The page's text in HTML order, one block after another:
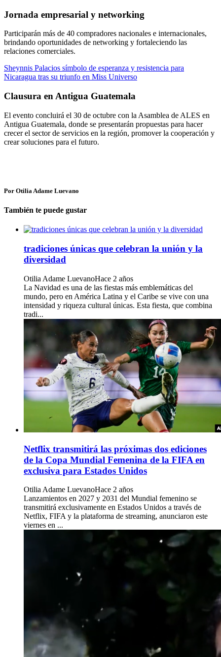
Jornada empresarial y networking
Participarán más de 40 compradores nacionales e internacionales,
brindando oportunidades de networking y fortaleciendo las
relaciones comerciales.
Sheynnis Palacios símbolo de esperanza y resistencia para
Nicaragua tras su triunfo en Miss Universo
Clausura en Antigua Guatemala
El evento concluirá el 30 de octubre con la Asamblea de ALES en
Antigua Guatemala, donde se presentarán propuestas para hacer
crecer el sector de servicios en la región, promover la cooperación y
crear soluciones para el futuro.
Por Otilia Adame Luevano
También te puede gustar
tradiciones únicas que celebran la unión y la
diversidad
Otilia Adame LuevanoHace 2 años
La Navidad es una de las fiestas más emblemáticas del
mundo, pero en América Latina y el Caribe se vive con una
intensidad y riqueza cultural únicas. Esta fiesta, que combina
tradi...
Netflix transmitirá las próximas dos ediciones
de la Copa Mundial Femenina de la FIFA en
exclusiva para Estados Unidos
Otilia Adame LuevanoHace 2 años
Lanzamientos en 2027 y 2031 del Mundial femenino se
transmitirá exclusivamente en Estados Unidos a través de
Netflix, FIFA y la plataforma de streaming, anunciaron este
viernes en ...